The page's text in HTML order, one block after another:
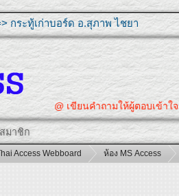
กระทู้เก่าบอร์ด อ.สุภาพ ไชยา
@ เขียนคำถามให้ผู้ตอบเข้าใจ จะ
มาชิก
Access Webboard ห้อง MS Access